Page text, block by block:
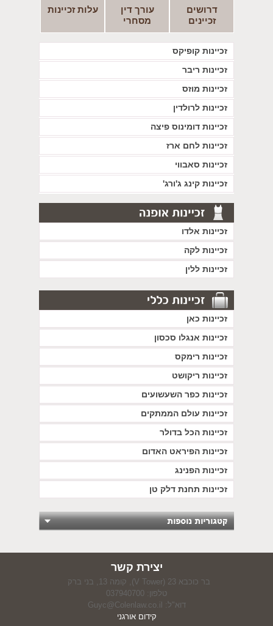
דרושים
זכיינים
עורך דין
מסחרי
עלות זכיינות
זכיינות קופיקס
זכיינות ריבר
זכיינות מוזס
זכיינות לרולדין
זכיינות דומינוס פיצה
זכיינות לחם ארז
זכיינות סאבווי
זכיינות קינג ג'ורג'
זכיינות אלדו
זכיינות לקה
זכיינות ללין
זכיינות כאן
זכיינות אנגלו סכסון
זכיינות רימקס
זכיינות ריקושט
זכיינות כפר השעשועים
זכיינות עולם הממתקים
זכיינות הכל בדולר
זכיינות הפיראט האדום
זכיינות הפנינג
זכיינות תחנת דלק טן
יצירת קשר
בר כוכבא 23 (V Tower), קומה 13, בני ברק
טלפון: 037940700
דוא"ל: Guyc@Colenlaw.co.il
קידום אורגני